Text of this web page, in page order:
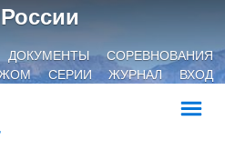
ДОКУМЕНТЫ
СОРЕВНОВАНИЯ
СЕРИИ ЖУРНАЛ ВХОД